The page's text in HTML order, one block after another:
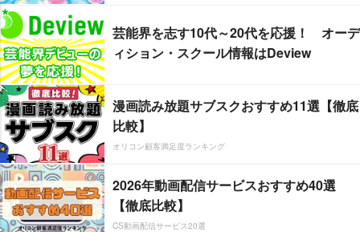
芸能界を志す10代～20代を応援！ オーデ
ィション・スクール情報はDeview
漫画読み放題サブスクおすすめ11選【徹底
比較】
オリコン顧客満足度ランキング
2026年動画配信サービスおすすめ40選
【徹底比較】
CS動画配信サービス20選